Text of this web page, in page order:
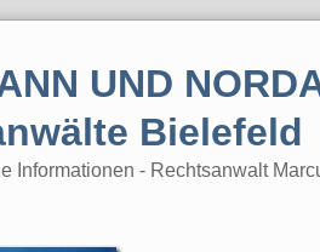
UND
Bielefeld
Informationen - Rechtsanwalt